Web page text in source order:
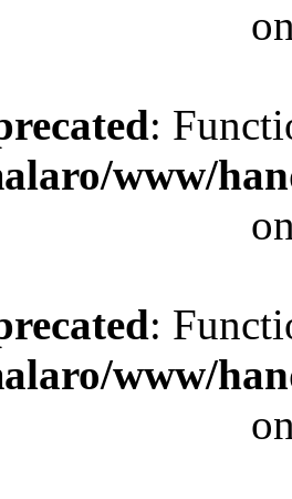
:
www/
:
www/